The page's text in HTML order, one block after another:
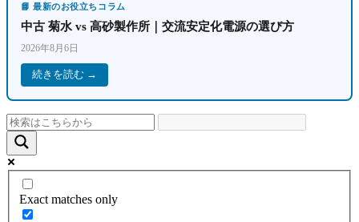
📘 最新のお役立ちコラム
中古 菊水 vs 高砂製作所｜交流安定化電源の選び方
2026年8月6日
続きを読む →
Exact matches only